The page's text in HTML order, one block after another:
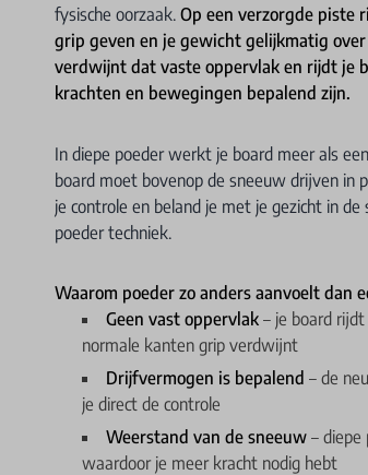
fysische oorzaak. Op een verzorgde piste
grip geven en je gewicht gelijkmatig
verdwijnt dat vaste oppervlak en rijdt je
krachten en bewegingen bepalend zijn.
In diepe poeder werkt je board meer als
board moet bovenop de sneeuw drijven in
je controle en beland je met je gezicht in
poeder techniek.
Waarom poeder zo anders aanvoelt dan
Geen vast oppervlak – je board
normale kanten grip verdwijnt
Drijfvermogen is bepalend – de
je direct de controle
Weerstand van de sneeuw –
waardoor je meer kracht nodig hebt